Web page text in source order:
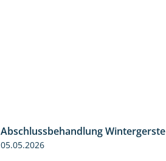
Abschlussbehandlung Wintergerste
05.05.2026